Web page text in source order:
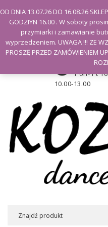
Witamy
Godziny
Pon- Pt
10.00-13.00
OD DNIA 13.07.26 DO 16.08.26
GODZIYN 16.00 . W soboty
przymiarki i zamawianie
wyprzedzeniem. UWAGA !!! ZE
PROSZĘ PRZED ZAMÓWIENIEM